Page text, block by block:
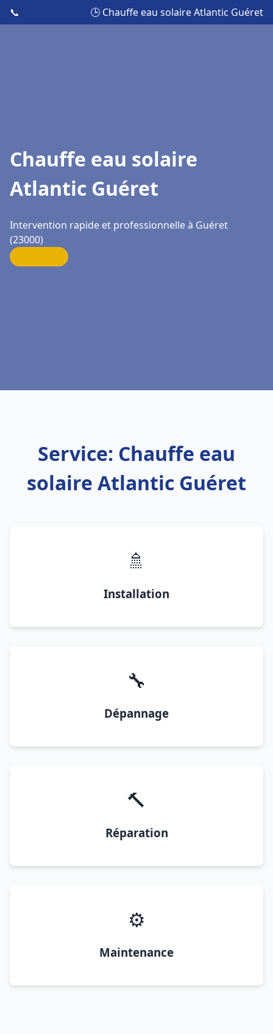
📞 🕒 Chauffe eau solaire Atlantic Guéret
Chauffe eau solaire
Atlantic Guéret
Intervention rapide et professionnelle à Guéret
(23000)
Service: Chauffe eau
solaire Atlantic Guéret
🚿
Installation
🔧
Dépannage
🔨
Réparation
⚙️
Maintenance